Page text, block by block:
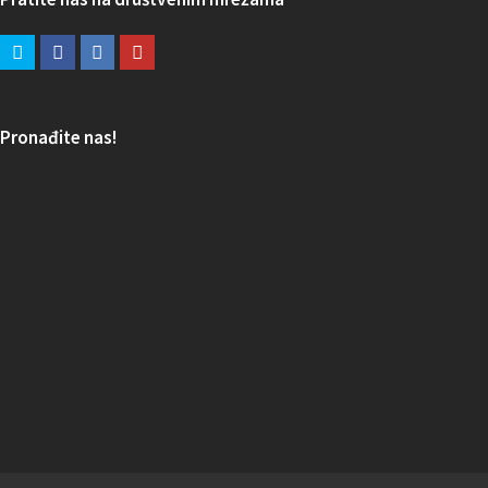
Pronađite nas!